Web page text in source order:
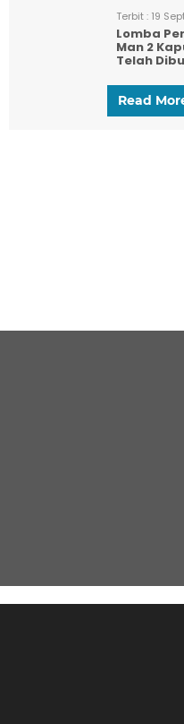
Terbit : 19
Lomba
Man 2
Telah
Read